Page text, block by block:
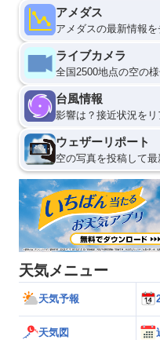
アメダス
アメダスの最新情報を
ライブカメラ
全国2500地点の空の
台風情報
影響は？接近状況を
ウェザーリポート
空の写真を投稿して
天気メニュー
天気予報
天気図